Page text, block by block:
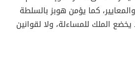
كما يؤمن هوبز بالسلطة
الملك للمساءلة، ولا لقوانين